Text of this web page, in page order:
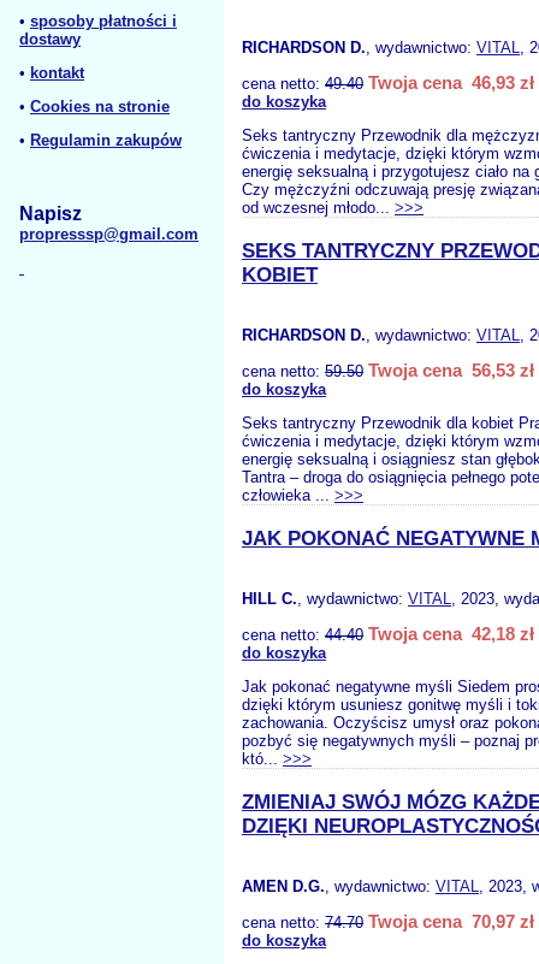
• sposoby płatności i
dostawy
• kontakt
• Cookies na stronie
• Regulamin zakupów
Napisz
propresssp@gmail.com
RICHARDSON D., wydawnictwo: VITAL,
cena netto: 49.40 Twoja cena 46,93 zł
do koszyka
Seks tantryczny Przewodnik dla
ćwiczenia i medytacje, dzięki którym
energię seksualną i przygotujesz ciało na
Czy mężczyźni odczuwają presję
od wczesnej młodo... >>>
SEKS TANTRYCZNY
KOBIET
RICHARDSON D., wydawnictwo: VITAL,
cena netto: 59.50 Twoja cena 56,53 zł
do koszyka
Seks tantryczny Przewodnik dla kobiet
ćwiczenia i medytacje, dzięki którym
energię seksualną i osiągniesz stan
Tantra – droga do osiągnięcia pełnego
człowieka ... >>>
JAK POKONAĆ NEGATYWNE
HILL C., wydawnictwo: VITAL, 2023,
cena netto: 44.40 Twoja cena 42,18 zł
do koszyka
Jak pokonać negatywne myśli Siedem
dzięki którym usuniesz gonitwę myśli i
zachowania. Oczyścisz umysł oraz
pozbyć się negatywnych myśli – poznaj
któ... >>>
ZMIENIAJ SWÓJ MÓZG
DZIĘKI
AMEN D.G., wydawnictwo: VITAL, 2023,
cena netto: 74.70 Twoja cena 70,97 zł
do koszyka